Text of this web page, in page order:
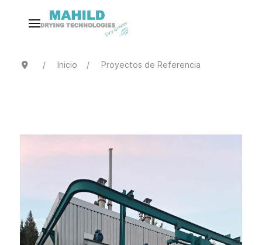
Inicio Proyectos de Referencia